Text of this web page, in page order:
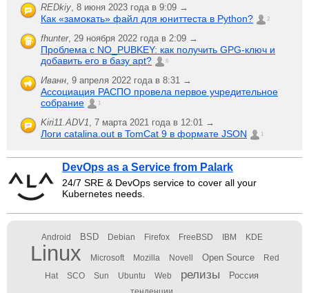
REDkiy, 8 июня 2023 года в 9:09 →
Как «замокать» файл для юниттеста в Python? 2
fhunter, 29 ноября 2022 года в 2:09 →
Проблема с NO_PUBKEY: как получить GPG-ключ и
добавить его в базу apt?
6
Иванн, 9 апреля 2022 года в 8:31 →
Ассоциация РАСПО провела первое учредительное
собрание
1
Kiri11.ADV1, 7 марта 2021 года в 12:01 →
Логи catalina.out в TomCat 9 в формате JSON 1
DevOps as a Service from Palark
24/7 SRE & DevOps service to cover all your
Kubernetes needs.
Android BSD Debian Firefox FreeBSD IBM KDE
Linux Microsoft Mozilla Novell Open Source Red
Hat SCO Sun Ubuntu Web релизы Россия